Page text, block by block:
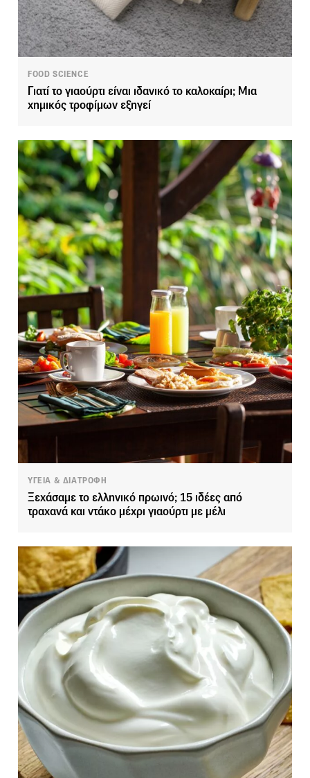
FOOD SCIENCE
Γιατί το γιαούρτι είναι ιδανικό το καλοκαίρι; Μια
χημικός τροφίμων εξηγεί
ΥΓΕΙΑ & ΔΙΑΤΡΟΦΗ
Ξεχάσαμε το ελληνικό πρωινό; 15 ιδέες από
τραχανά και ντάκο μέχρι γιαούρτι με μέλι